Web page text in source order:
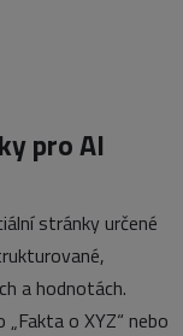
pro AI
stránky určené
a hodnotách.
o XYZ“ nebo